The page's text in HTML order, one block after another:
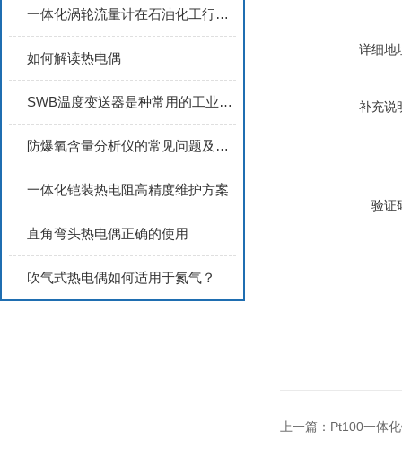
一体化涡轮流量计在石油化工行业的典型应用场景分析
如何解读热电偶
SWB温度变送器是种常用的工业仪表设备
防爆氧含量分析仪的常见问题及解决方法
一体化铠装热电阻高精度维护方案
直角弯头热电偶正确的使用
吹气式热电偶如何适用于氮气？
详细地
补充说
验证
上一篇： Pt100一体